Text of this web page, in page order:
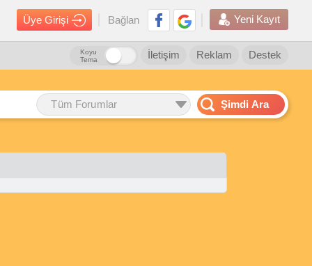
Üye Girişi Bağlan Yeni Kayıt
Destek
Reklam
İletişim
Koyu
Tema
Tüm Forumlar Şimdi Ara